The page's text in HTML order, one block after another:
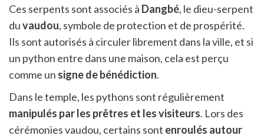
Ces serpents sont associés à Dangbé, le dieu-serpent
duvaudou, symbole de protection et de prospérité.
Ils sont autorisés à circuler librement dans la ville, et si
un python entre dans une maison, cela est perçu
comme un signe de bénédiction.
Dans le temple, les pythons sont régulièrement
manipulés par les prêtres et les visiteurs. Lors des
cérémonies vaudou, certains sont enroulés autour